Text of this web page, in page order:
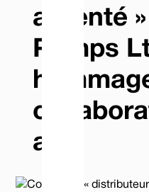
argenté
Pumps
ans